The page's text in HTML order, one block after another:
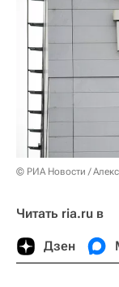
© РИА Новости /
Читать ria.ru в
Дзен